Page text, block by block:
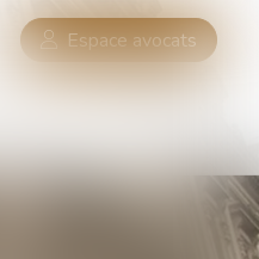
Espace avocats